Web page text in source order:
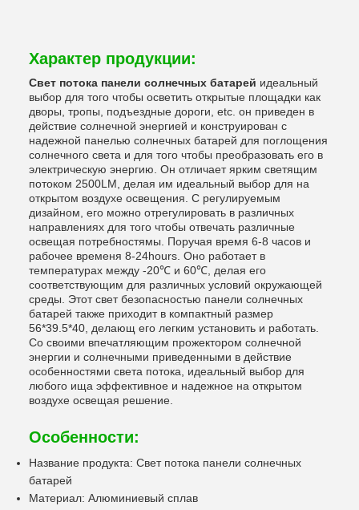
Характер продукции:
Свет потока панели солнечных батарей идеальный
выбор для того чтобы осветить открытые площадки как
дворы, тропы, подъездные дороги, etc. он приведен в
действие солнечной энергией и конструирован с
надежной панелью солнечных батарей для поглощения
солнечного света и для того чтобы преобразовать его в
электрическую энергию. Он отличает ярким светящим
потоком 2500LM, делая им идеальный выбор для на
открытом воздухе освещения. С регулируемым
дизайном, его можно отрегулировать в различных
направлениях для того чтобы отвечать различные
освещая потребностямы. Поручая время 6-8 часов и
рабочее временя 8-24hours. Оно работает в
температурах между -20℃ и 60℃, делая его
соответствующим для различных условий окружающей
среды. Этот свет безопасностью панели солнечных
батарей также приходит в компактный размер
56*39.5*40, делающ его легким установить и работать.
Со своими впечатляющим прожектором солнечной
энергии и солнечными приведенными в действие
особенностями света потока, идеальный выбор для
любого ища эффективное и надежное на открытом
воздухе освещая решение.
Особенности:
Название продукта: Свет потока панели солнечных
батарей
Материал: Алюминиевый сплав